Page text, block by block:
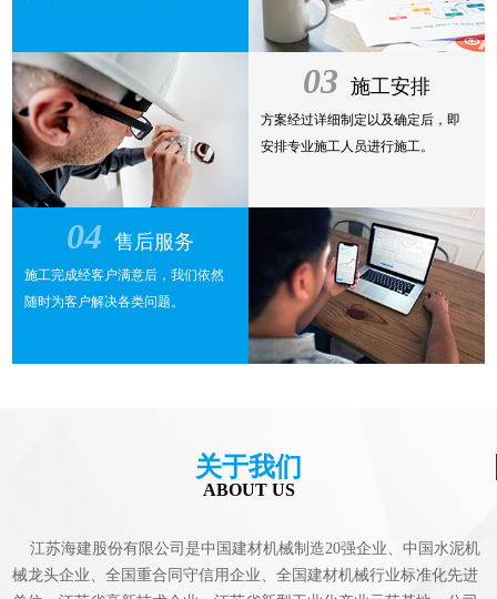
03 施工安排
方案经过详细制定以及确定后，即
安排专业施工人员进行施工。
04 售后服务
施工完成经客户满意后，我们依然
随时为客户解决各类问题。
关于我们
ABOUT US
江苏海建股份有限公司是中国建材机械制造20强企业、中国水泥机
械龙头企业、全国重合同守信用企业、全国建材机械行业标准化先进